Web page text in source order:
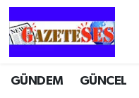
GÜNDEM GÜNCEL